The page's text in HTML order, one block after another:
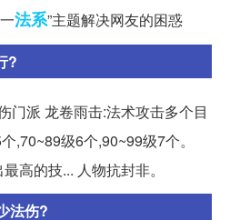
法系”主题解决网友的困惑
?
门派 龙卷雨击:法术攻击多个目
,70~89级6个,90~99级7个。
高的技... 人物抗封非。
法伤?